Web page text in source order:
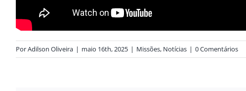
PorAdilson Oliveira | maio 16th, 2025 | Missões, Notícias | 0 Comentários